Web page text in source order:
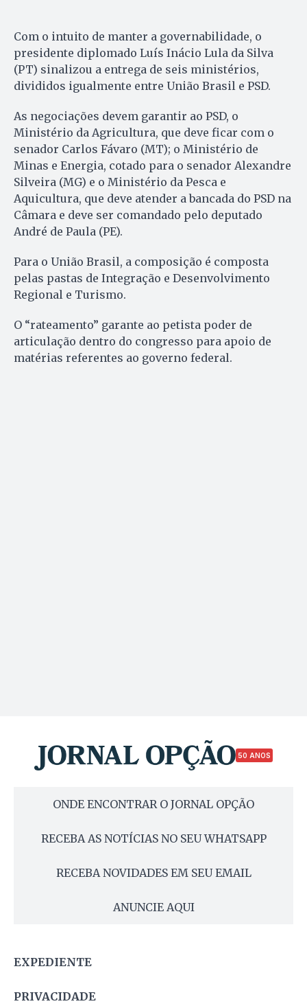
Com o intuito de manter a governabilidade, o
presidente diplomado Luís Inácio Lula da Silva
(PT) sinalizou a entrega de seis ministérios,
divididos igualmente entre União Brasil e PSD.
As negociações devem garantir ao PSD, o
Ministério da Agricultura, que deve ficar com o
senador Carlos Fávaro (MT); o Ministério de
Minas e Energia, cotado para o senador Alexandre
Silveira (MG) e o Ministério da Pesca e
Aquicultura, que deve atender a bancada do PSD na
Câmara e deve ser comandado pelo deputado
André de Paula (PE).
Para o União Brasil, a composição é composta
pelas pastas de Integração e Desenvolvimento
Regional e Turismo.
O “rateamento” garante ao petista poder de
articulação dentro do congresso para apoio de
matérias referentes ao governo federal.
50 ANOS
ONDE ENCONTRAR O JORNAL OPÇÃO
RECEBA AS NOTÍCIAS NO SEU WHATSAPP
RECEBA NOVIDADES EM SEU EMAIL
ANUNCIE AQUI
EXPEDIENTE
PRIVACIDADE